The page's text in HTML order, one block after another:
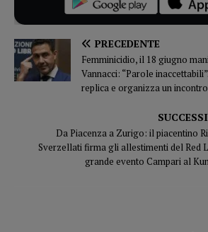
PRECEDENTE
Femminicidio, il 18 giugno
Vannacci: “Parole
replica e organizza un incontro
Da Piacenza a Zurigo: il piacentino
Sverzellati firma gli allestimenti del Red
grande evento Campari al